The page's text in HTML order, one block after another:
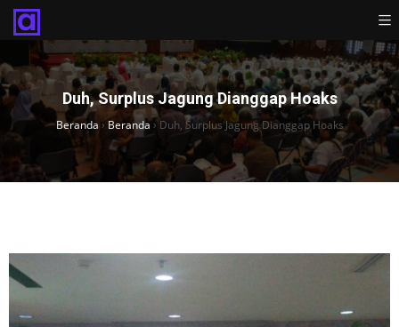
Duh, Surplus Jagung Dianggap Hoaks
Beranda ›Beranda›Duh, Surplus Jagung Dianggap Hoaks